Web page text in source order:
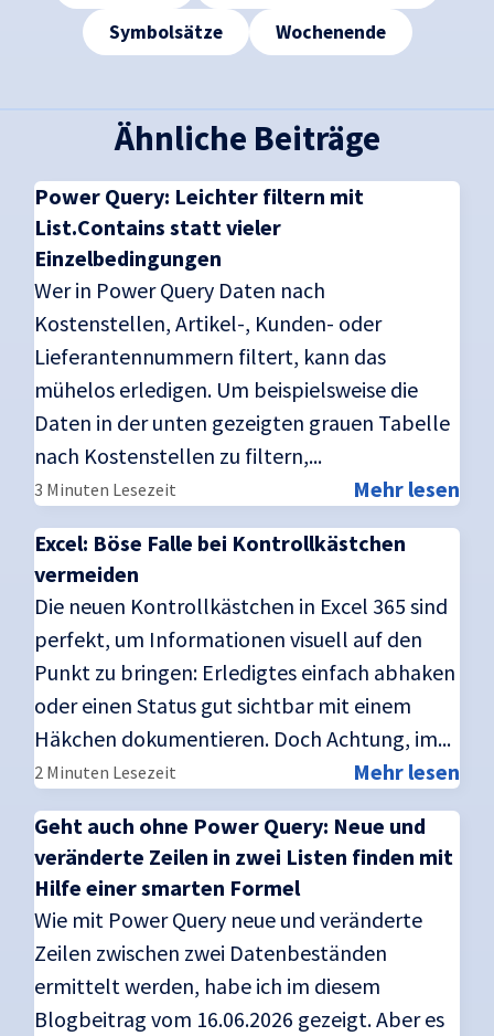
Symbolsätze
Wochenende
Ähnliche Beiträge
Power Query: Leichter filtern mit
List.Contains statt vieler
Einzelbedingungen
Wer in Power Query Daten nach
Kostenstellen, Artikel-, Kunden- oder
Lieferantennummern filtert, kann das
mühelos erledigen. Um beispielsweise die
Daten in der unten gezeigten grauen Tabelle
nach Kostenstellen zu filtern,...
3 Minuten Lesezeit
Mehr lesen
Excel: Böse Falle bei Kontrollkästchen
vermeiden
Die neuen Kontrollkästchen in Excel 365 sind
perfekt, um Informationen visuell auf den
Punkt zu bringen: Erledigtes einfach abhaken
oder einen Status gut sichtbar mit einem
Häkchen dokumentieren. Doch Achtung, im...
2 Minuten Lesezeit
Mehr lesen
Geht auch ohne Power Query: Neue und
veränderte Zeilen in zwei Listen finden mit
Hilfe einer smarten Formel
Wie mit Power Query neue und veränderte
Zeilen zwischen zwei Datenbeständen
ermittelt werden, habe ich im diesem
Blogbeitrag vom 16.06.2026 gezeigt. Aber es